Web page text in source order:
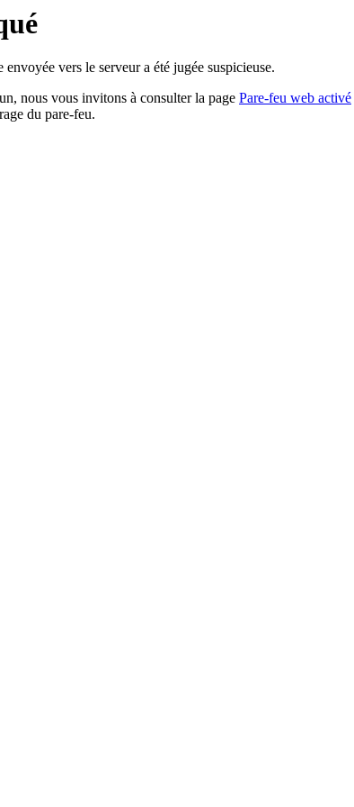
vers le serveur a été jugée suspicieuse.
nous vous invitons à consulter la page Pare-feu web activé
du pare-feu.